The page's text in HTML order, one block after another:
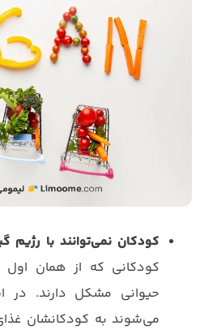
کودکان نمی‌توانند با رژیم
کودکانی که از همان
حیوانی مشکل دارند. در
می‌شوند به کودکانشان